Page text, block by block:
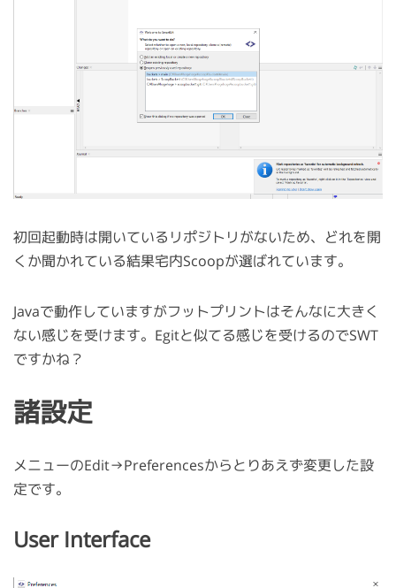
初回起動時は開いているリポジトリがないため、どれを開
くか聞かれている結果宅内Scoopが選ばれています。
Javaで動作していますがフットプリントはそんなに大きく
ない感じを受けます。Egitと似てる感じを受けるのでSWT
ですかね？
諸設定
メニューのEdit→Preferencesからとりあえず変更した設
定です。
User Interface